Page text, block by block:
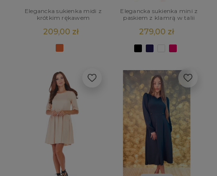
Elegancka sukienka midi z
krótkim rękawem
209,00 zł
Elegancka sukienka mini z
paskiem z klamrą w talii
279,00 zł